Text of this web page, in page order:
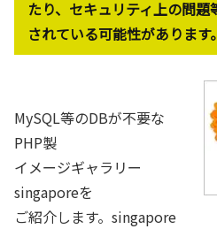
たり、セキュリティ上の問
されている可能性があります。
MySQL等のDBが不要な
PHP製
イメージギャラリー
singaporeを
ご紹介します。singapore